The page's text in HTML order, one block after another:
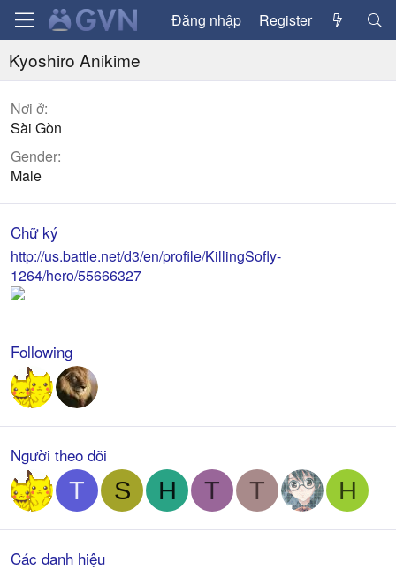
Đăng nhập Register
Kyoshiro Anikime
Nơi ở
Sài Gòn
Gender
Male
Chữ ký
http://us.battle.net/d3/en/profile/KillingSofly-
1264/hero/55666327
Following
Người theo dõi
T S H T T H
Các danh hiệu